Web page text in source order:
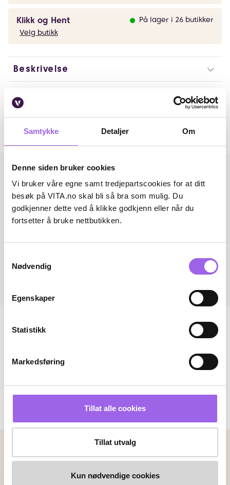
Samtykke Detaljer Om
Denne siden bruker cookies
Vi bruker våre egne samt tredjepartscookies for at ditt
besøk på VITA.no skal bli så bra som mulig. Du
godkjenner dette ved å klikke godkjenn eller når du
fortsetter å bruke nettbutikken.
Nødvendig
Egenskaper
Statistikk
Markedsføring
Tillat alle cookies
Tillat utvalg
Kun nødvendige cookies
Klikk og Hent
På lager i 26 butikker
Velg butikk
Beskrivelse
Andre har også kjøpt..
Betalingsmetoder
FakturaVippsKortbetaling